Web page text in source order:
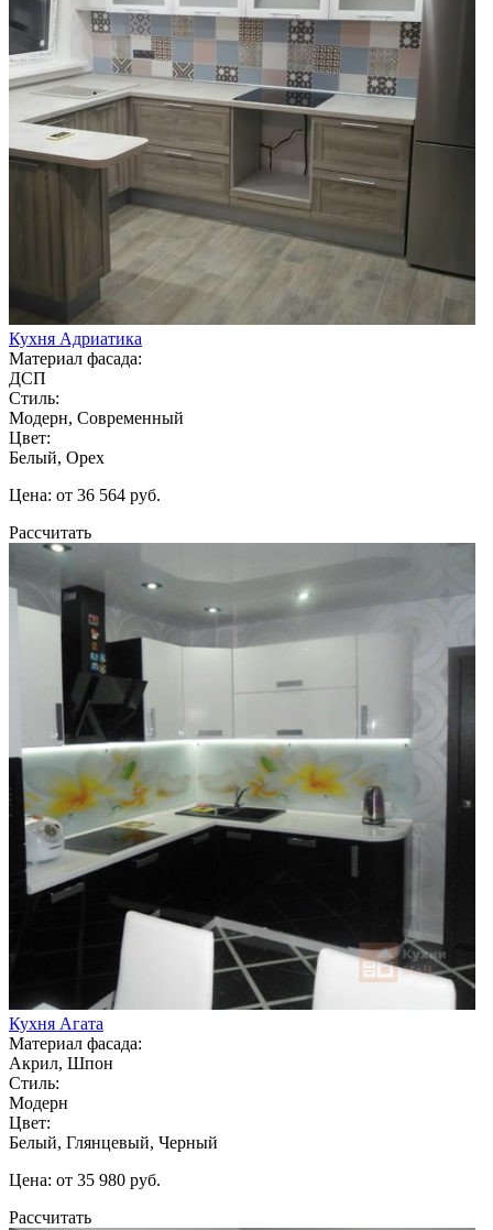
Кухня Адриатика
Материал фасада:
ДСП
Стиль:
Модерн, Современный
Цвет:
Белый, Орех
Цена: от 36 564 руб.
Рассчитать
Кухня Агата
Материал фасада:
Акрил, Шпон
Стиль:
Модерн
Цвет:
Белый, Глянцевый, Черный
Цена: от 35 980 руб.
Рассчитать